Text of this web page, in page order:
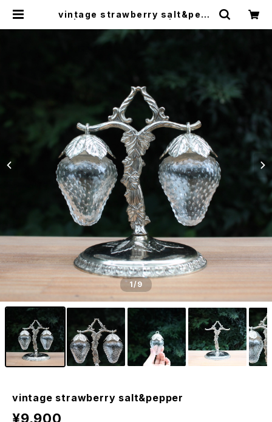
vintage strawberry salt&pepp
楽坂のリサイクルショップ・古着
1/9
vintage strawberry salt&pepper
¥9,900